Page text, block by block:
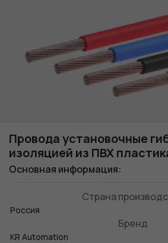
Провода установочные
изоляцией из ПВХ
Основная информация:
Страна
Россия
Бренд
KR Automation